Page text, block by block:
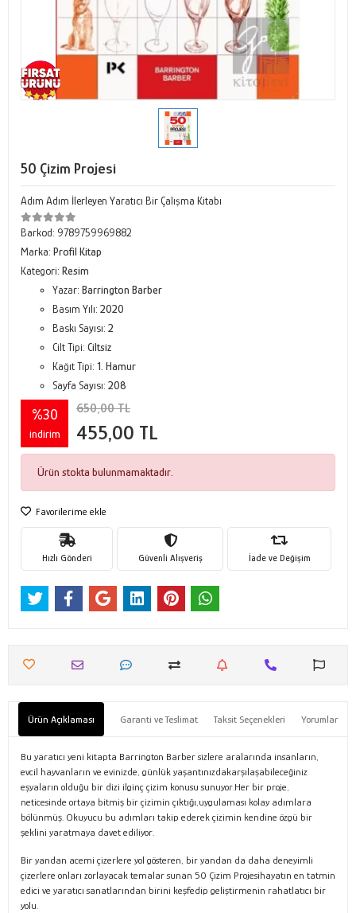
50 Çizim Projesi
Adım Adım İlerleyen Yaratıcı Bir Çalışma Kitabı
Barkod: 9789759969882
Marka: Profil Kitap
Kategori: Resim
Yazar: Barrington Barber
Basım Yılı: 2020
Baskı Sayısı: 2
Cilt Tipi: Ciltsiz
Kağıt Tipi: 1. Hamur
Sayfa Sayısı: 208
%30
indirim
650,00 TL
455,00 TL
Ürün stokta bulunmamaktadır.
Favorilerime ekle
Hızlı Gönderi Güvenli Alışveriş İade ve Değişim
Ürün Açıklaması Garanti ve Teslimat Taksit Seçenekleri Yorumlar
Bu yaratıcı yeni kitapta Barrington Barber sizlere aralarında insanların,
evcil hayvanların ve evinizde, günlük yaşantınızdakarşılaşabileceğiniz
eşyaların olduğu bir dizi ilginç çizim konusu sunuyor.Her bir proje,
neticesinde ortaya bitmiş bir çizimin çıktığı,uygulaması kolay adımlara
bölünmüş. Okuyucu bu adımları takip ederek çizimin kendine özgü bir
şeklini yaratmaya davet ediliyor.
Bir yandan acemi çizerlere yol gösteren, bir yandan da daha deneyimli
çizerlere onları zorlayacak temalar sunan 50 Çizim Projesihayatın en tatmin
edici ve yaratıcı sanatlarından birini keşfedip geliştirmenin rahatlatıcı bir
yolu.